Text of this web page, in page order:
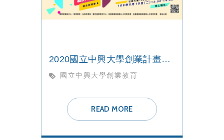
2020國立中興大學創業計畫聯合說明會
國立中興大學創業教育
READ MORE